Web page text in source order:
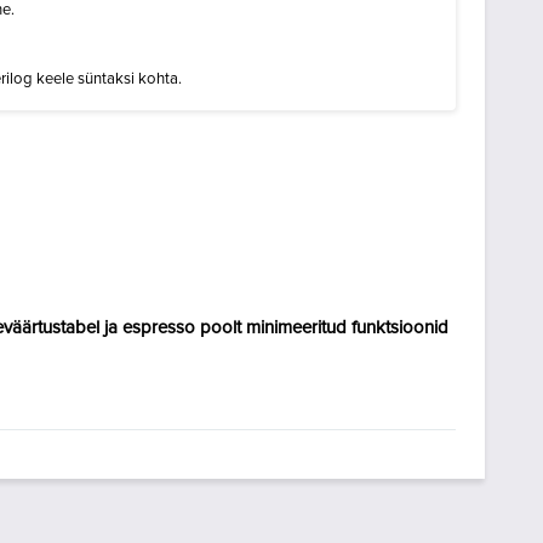
keele süntaksi kohta.
ja espresso poolt minimeeritud funktsioonid